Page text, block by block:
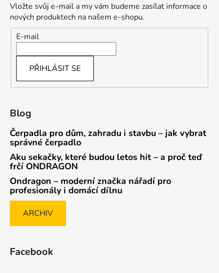
Vložte svůj e-mail a my vám budeme zasílat informace o
nových produktech na našem e-shopu.
E-mail
PŘIHLÁSIT SE
Blog
Čerpadla pro dům, zahradu i stavbu – jak vybrat
správné čerpadlo
Aku sekačky, které budou letos hit – a proč teď
frčí ONDRAGON
Ondragon – moderní značka nářadí pro
profesionály i domácí dílnu
ARCHIV
Facebook